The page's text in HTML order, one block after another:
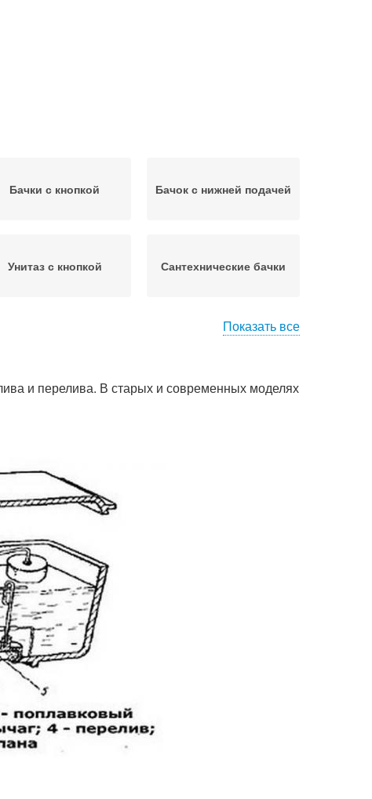
Бачки с кнопкой Бачок с нижней подачей
Унитаз с кнопкой Сантехнические бачки
Показать все
и перелива. В старых и современных моделях